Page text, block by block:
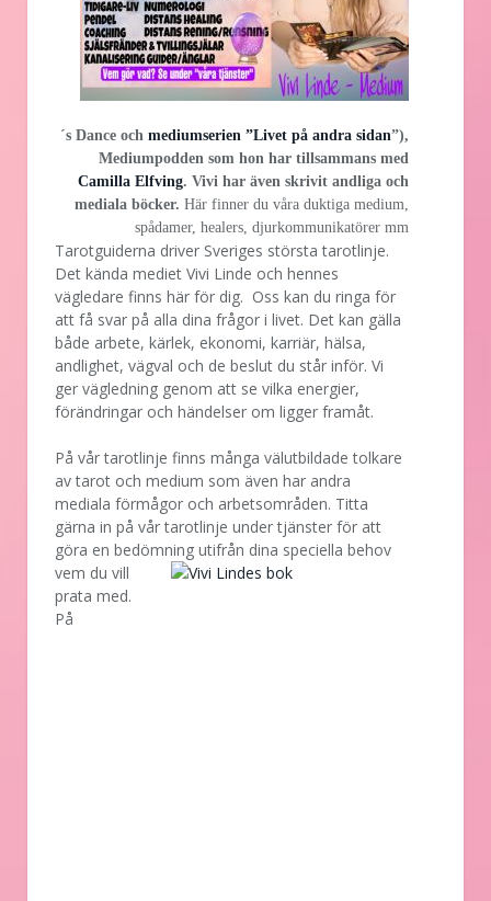
´s Dance och mediumserien ”Livet på andra sidan”),
Mediumpodden som hon har tillsammans med
Camilla Elfving. Vivi har även skrivit andliga och
mediala böcker. Här finner du våra duktiga medium,
spådamer, healers, djurkommunikatörer mm
Tarotguiderna driver Sveriges största tarotlinje.
Det kända mediet Vivi Linde och hennes
vägledare finns här för dig. Oss kan du ringa för
att få svar på alla dina frågor i livet. Det kan gälla
både arbete, kärlek, ekonomi, karriär, hälsa,
andlighet, vägval och de beslut du står inför. Vi
ger vägledning genom att se vilka energier,
förändringar och händelser om ligger framåt.
På vår tarotlinje finns många välutbildade tolkare
av tarot och medium som även har andra
mediala förmågor och arbetsområden. Titta
gärna in på vår tarotlinje under tjänster för att
göra en bedömning utifrån dina speciella behov
vem du vill
prata med.
På